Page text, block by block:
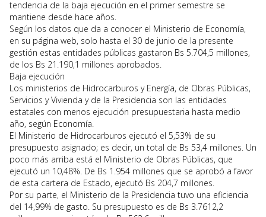
tendencia de la baja ejecución en el primer semestre se
mantiene desde hace años.
Según los datos que da a conocer el Ministerio de Economía,
en su página web, solo hasta el 30 de junio de la presente
gestión estas entidades públicas gastaron Bs 5.704,5 millones,
de los Bs 21.190,1 millones aprobados.
Baja ejecución
Los ministerios de Hidrocarburos y Energía, de Obras Públicas,
Servicios y Vivienda y de la Presidencia son las entidades
estatales con menos ejecución presupuestaria hasta medio
año, según Economía.
El Ministerio de Hidrocarburos ejecutó el 5,53% de su
presupuesto asignado; es decir, un total de Bs 53,4 millones. Un
poco más arriba está el Ministerio de Obras Públicas, que
ejecutó un 10,48%. De Bs 1.954 millones que se aprobó a favor
de esta cartera de Estado, ejecutó Bs 204,7 millones.
Por su parte, el Ministerio de la Presidencia tuvo una eficiencia
del 14,99% de gasto. Su presupuesto es de Bs 3.7612,2